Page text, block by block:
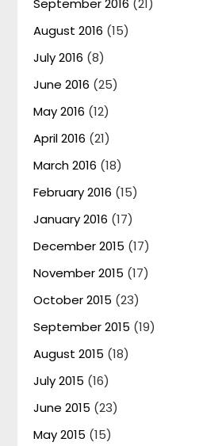
September 2016 (21)
August 2016 (15)
July 2016 (8)
June 2016 (25)
May 2016 (12)
April 2016 (21)
March 2016 (18)
February 2016 (15)
January 2016 (17)
December 2015 (17)
November 2015 (17)
October 2015 (23)
September 2015 (19)
August 2015 (18)
July 2015 (16)
June 2015 (23)
May 2015 (15)